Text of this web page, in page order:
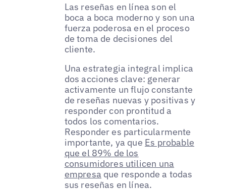
Las reseñas en línea son el
boca a boca moderno y son una
fuerza poderosa en el proceso
de toma de decisiones del
cliente.
Una estrategia integral implica
dos acciones clave: generar
activamente un flujo constante
de reseñas nuevas y positivas y
responder con prontitud a
todos los comentarios.
Responder es particularmente
importante, ya que Es probable
que el 89% de los
consumidores utilicen una
empresa que responde a todas
sus reseñas en línea.